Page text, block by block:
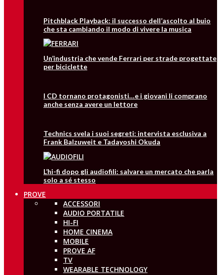
Pitchblack Playback: il successo dell’ascolto al buio
che sta cambiando il modo di vivere la musica
Un’industria che vende Ferrari per strade progettate
per biciclette
I CD tornano protagonisti…e i giovani li comprano
anche senza avere un lettore
Technics svela i suoi segreti: intervista esclusiva a
Frank Balzuweit e Tadayoshi Okuda
L’hi-fi dopo gli audiofili: salvare un mercato che parla
solo a sé stesso
PROVE
ACCESSORI
AUDIO PORTATILE
HI-FI
HOME CINEMA
MOBILE
PROVE AF
TV
WEARABLE TECHNOLOGY